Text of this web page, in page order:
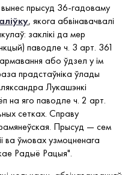
прысуд 36-гадоваму
, якога абвінавачвалі
заклікі да мер
паводле ч. 3 арт. 361
або ўдзел у ім
прадстаўніка ўлады
Лукашэнкі
на яго паводле ч. 2 арт.
сетках. Справу
Прысуд — сем
ва ўмовах узмоцненага
Радыё Рацыя".